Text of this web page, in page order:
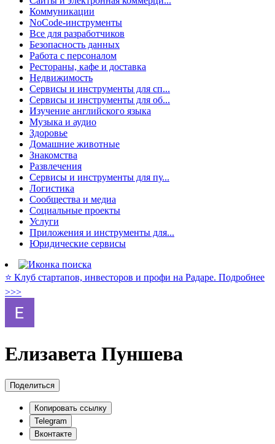
Коммуникации
NoCode-инструменты
Все для разработчиков
Безопасность данных
Работа с персоналом
Рестораны, кафе и доставка
Недвижимость
Сервисы и инструменты для сп...
Сервисы и инструменты для об...
Изучение английского языка
Музыка и аудио
Здоровье
Домашние животные
Знакомства
Развлечения
Сервисы и инструменты для пу...
Логистика
Сообщества и медиа
Социальные проекты
Услуги
Приложения и инструменты для...
Юридические сервисы
⭐️ Клуб стартапов, инвесторов и профи на Радаре. Подробнее
>>>
Елизавета Пуншева
Поделиться
Копировать ссылку
Telegram
Вконтакте